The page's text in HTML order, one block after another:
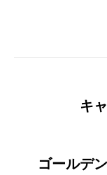
キ
ゴールデ